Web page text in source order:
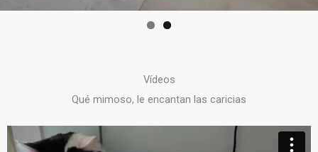
Vídeos
Qué mimoso, le encantan las caricias